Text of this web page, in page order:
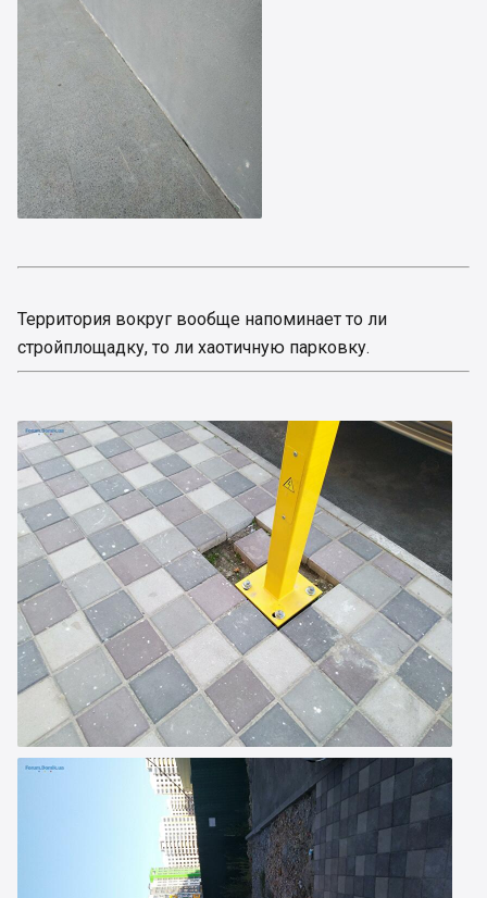
Территория вокруг вообще напоминает то ли
стройплощадку, то ли хаотичную парковку.